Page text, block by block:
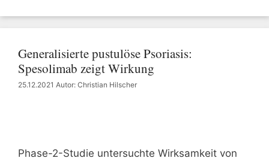
Generalisierte pustulöse Psoriasis:
Spesolimab zeigt Wirkung
25.12.2021 Autor: Christian Hilscher
Phase-2-Studie untersuchte Wirksamkeit von